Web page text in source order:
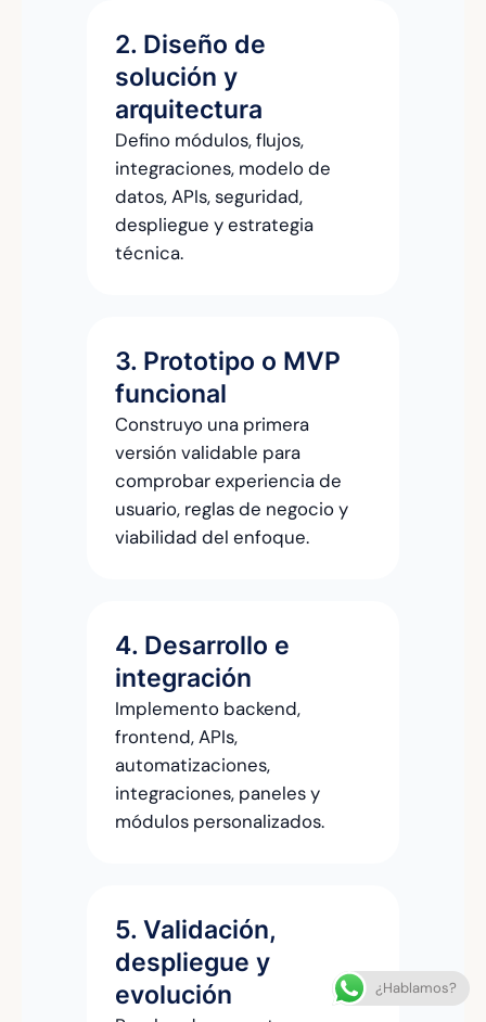
2. Diseño de
solución y
arquitectura
Defino módulos, flujos,
integraciones, modelo de
datos, APIs, seguridad,
despliegue y estrategia
técnica.
3. Prototipo o MVP
funcional
Construyo una primera
versión validable para
comprobar experiencia de
usuario, reglas de negocio y
viabilidad del enfoque.
4. Desarrollo e
integración
Implemento backend,
frontend, APIs,
automatizaciones,
integraciones, paneles y
módulos personalizados.
5. Validación,
despliegue y
evolución
¿Hablamos?